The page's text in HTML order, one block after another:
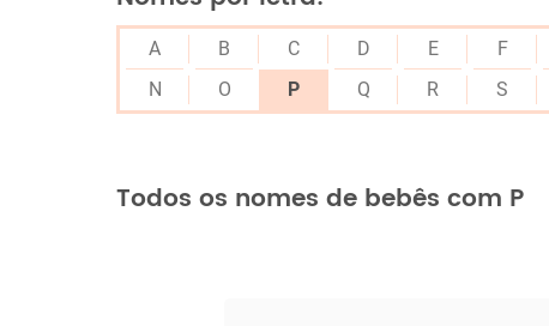
A B C D E F
N
O P Q R S
Todos os nomes de bebês com P